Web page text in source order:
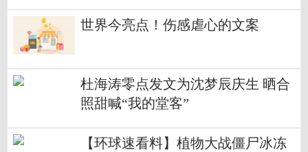
世界今亮点！伤感虐心的文案
杜海涛零点发文为沈梦辰庆生 晒合
照甜喊“我的堂客”
【环球速看料】植物大战僵尸冰冻